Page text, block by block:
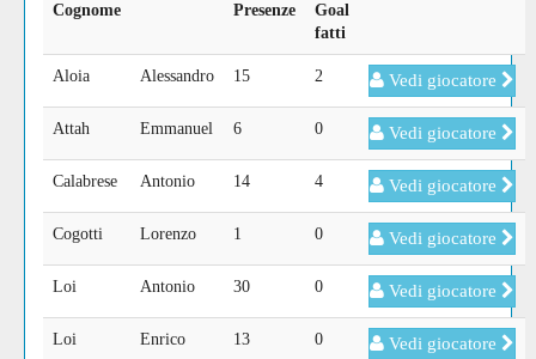
Cognome
Presenze
Goal
fatti
Aloia Alessandro 15 2 Vedi giocatore
Attah Emmanuel 6 0 Vedi giocatore
Calabrese Antonio 14 4 Vedi giocatore
Cogotti Lorenzo 1 0 Vedi giocatore
Loi Antonio 30 0 Vedi giocatore
Loi Enrico 13 0 Vedi giocatore